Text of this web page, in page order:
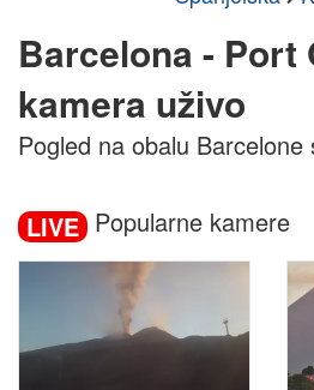
Barcelona - Port
kamera uživo
Pogled na obalu Barcelone
LIVE Popularne kamere